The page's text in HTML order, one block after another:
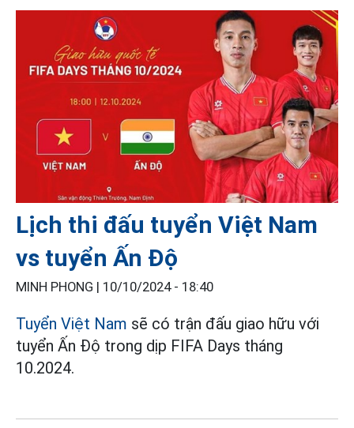
Lịch thi đấu tuyển Việt Nam
vs tuyển Ấn Độ
MINH PHONG | 10/10/2024 - 18:40
Tuyển Việt Nam sẽ có trận đấu giao hữu với
tuyển Ấn Độ trong dịp FIFA Days tháng
10.2024.